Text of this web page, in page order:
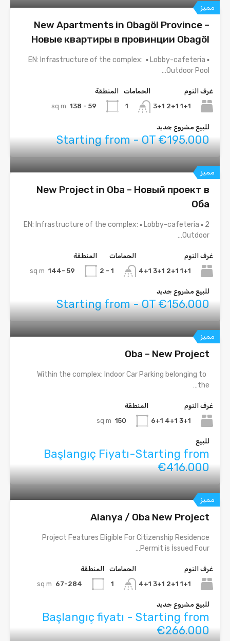
مميز
New Apartments in Obagöl Province –
Новые квартиры в провинции Obagöl
EN: Infrastructure of the complex: ▪ Lobby-cafeteria ▪
Outdoor Pool…
غرف النوم
1+1 2+1 3+1
الحمامات
1
المنطقة
59 - 138
sq m
للبيع مشروع جديد
Starting from - OT €195.000
مميز
New Project in Oba – Новый проект в
Оба
EN: Infrastructure of the complex: ▪ Lobby-cafeteria ▪ 2
Outdoor…
غرف النوم
1+1 2+1 3+1 4+1
الحمامات
1 - 2
المنطقة
59 -144
sq m
للبيع مشروع جديد
Starting from - OT €156.000
مميز
Oba – New Project
Within the complex: Indoor Car Parking belonging to
the…
غرف النوم
3+1 4+1 6+1
المنطقة
150
sq m
للبيع
Başlangıç Fiyatı-Starting from
€416.000
مميز
Alanya / Oba New Project
Project Features Eligible For Citizenship Residence
Permit is İssued Four…
غرف النوم
1+1 2+1 3+1 4+1
الحمامات
1
المنطقة
67-284
sq m
للبيع مشروع جديد
Başlangıç fiyatı - Starting from
€266.000